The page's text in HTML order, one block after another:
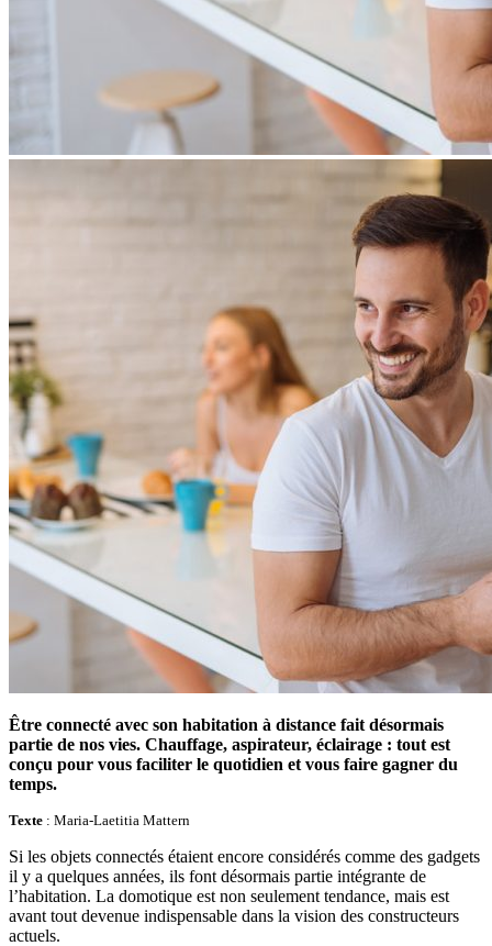
Être connecté avec son habitation à distance fait désormais
partie de nos vies. Chauffage, aspirateur, éclairage : tout est
conçu pour vous faciliter le quotidien et vous faire gagner du
temps.
Texte : Maria-Laetitia Mattern
Si les objets connectés étaient encore considérés comme des gadgets
il y a quelques années, ils font désormais partie intégrante de
l’habitation. La domotique est non seulement tendance, mais est
avant tout devenue indispensable dans la vision des constructeurs
actuels.